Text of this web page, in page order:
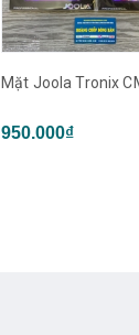
Mặt Joola Tronix
950.000₫